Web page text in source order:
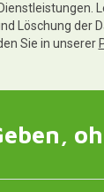
Löschung der
Sie in unserer